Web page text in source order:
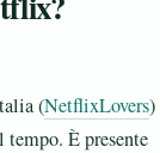
(NetflixLovers)
È presente